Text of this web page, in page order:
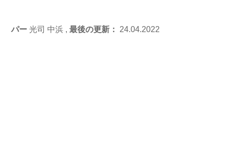
パー 光司 中浜 ,最後の更新： 24.04.2022